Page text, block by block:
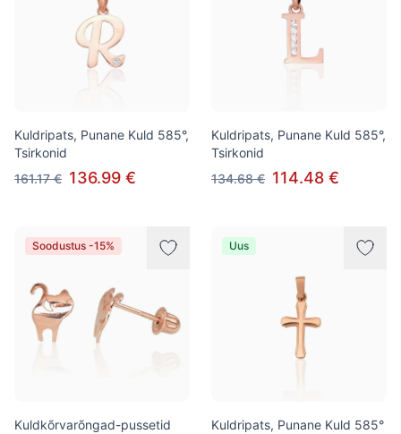
Kuldripats, Punane Kuld 585°,
Tsirkonid
161.17 € 136.99 €
Kuldripats, Punane Kuld 585°,
Tsirkonid
134.68 € 114.48 €
Soodustus -15%
Kuldkõrvarõngad-pussetid
Uus
Kuldripats, Punane Kuld 585°